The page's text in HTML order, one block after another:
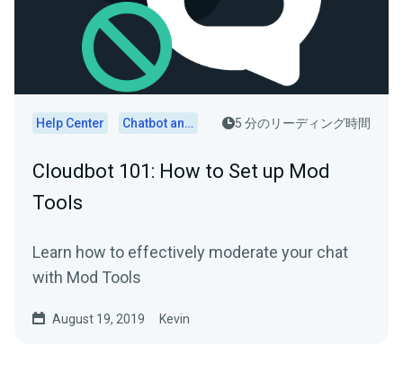
Help Center Chatbot and Cloudbot 5 分のリーディング時間
Cloudbot 101: How to Set up Mod
Tools
Learn how to effectively moderate your chat
with Mod Tools
August 19, 2019 Kevin